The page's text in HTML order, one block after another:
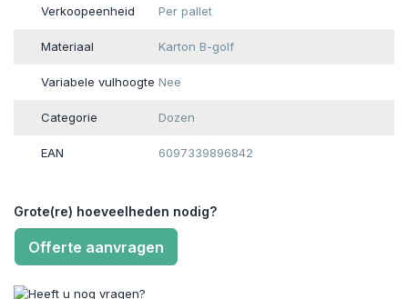
Verkoopeenheid Per pallet
Materiaal Karton B-golf
Variabele vulhoogte Nee
Categorie Dozen
EAN 6097339896842
Grote(re) hoeveelheden nodig?
Offerte aanvragen